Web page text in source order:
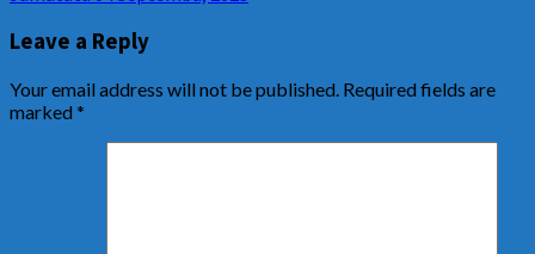
Leave a Reply
Your email address will not be published. Required fields are
marked*